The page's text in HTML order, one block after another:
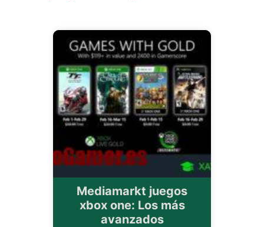
Mediamarkt juegos
xbox one: Los más
avanzados